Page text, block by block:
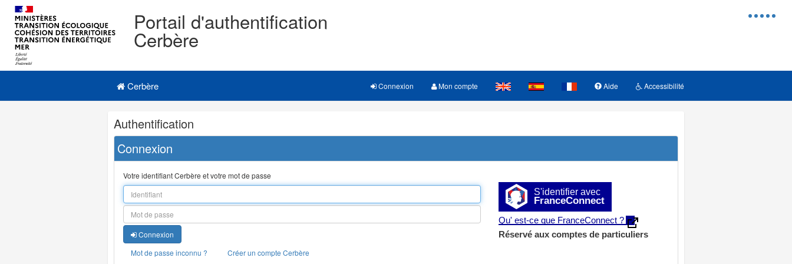
Menu
Portail d'authentification
Cerbère
Navigation
Menu principal
Cerbère Connexion Mon compte Aide Accessibilité
Navigation
et
outils
annexes
Authentification
Connexion
S'identifier avec
FranceConnect
Qu' est-ce que FranceConnect ?
Réservé aux comptes de particuliers
Votre identifiant Cerbère et votre mot de passe
Connexion
Mot de passe inconnu ?
Créer un compte Cerbère